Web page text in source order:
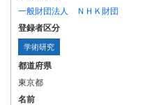
一般財団法人 ＮＨＫ財団
登録者区分
学術研究
都道府県
東京都
名前